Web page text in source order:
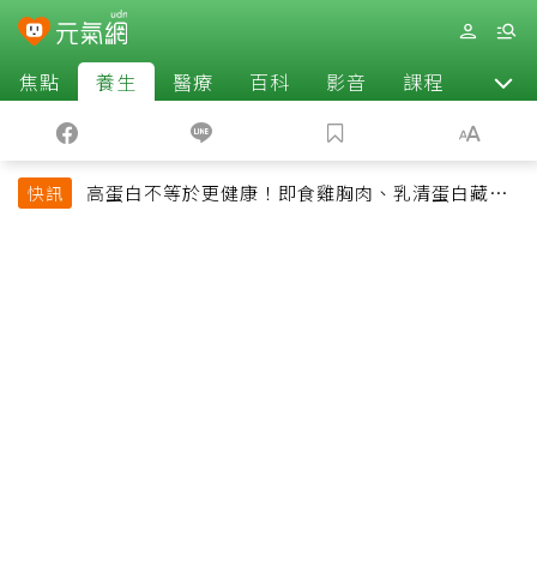
焦點 養生 醫療 百科 影音 課程 退休
快訊
高蛋白不等於更健康！即食雞胸肉、乳清蛋白藏陷